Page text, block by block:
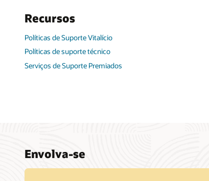
Recursos
Políticas de Suporte Vitalício
Políticas de suporte técnico
Serviços de Suporte Premiados
Envolva-se